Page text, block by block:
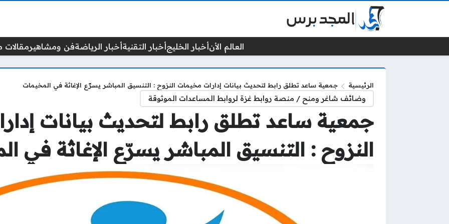
العالم الأنأخبار الخليجأخبار التقنيةأخبار الرياضةفن ومشاهيرمقالات
الرئيسية جمعية ساعد تطلق رابط لتحديث بيانات إدارات مخيمات النزوح : التنسيق المباشر يسرّع الإغاثة في المخيمات
وضائف شاغر ومنح / منصة روابط غزة لروابط المساعدات الموثوقة
جمعية ساعد تطلق رابط لتحديث بيانات
النزوح : التنسيق المباشر يسرّع الإغاثة في